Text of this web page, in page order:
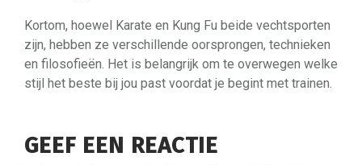
Kortom, hoewel Karate en Kung Fu beide vechtsporten
zijn, hebben ze verschillende oorsprongen, technieken
en filosofieën. Het is belangrijk om te overwegen welke
stijl het beste bij jou past voordat je begint met trainen.
GEEF EEN REACTIE